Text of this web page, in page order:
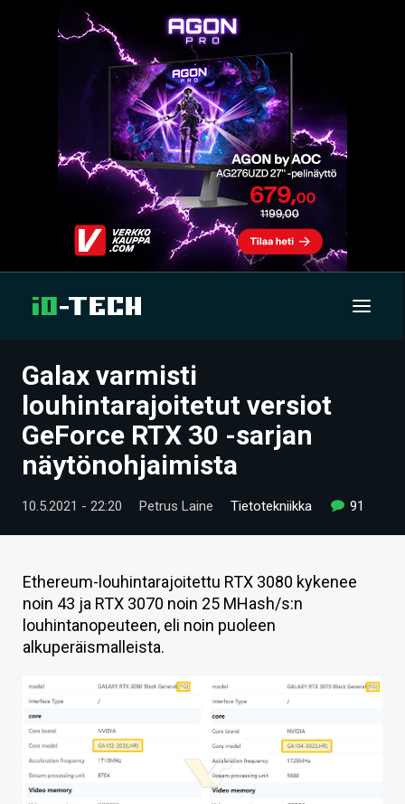
UUTISET
ARTIKKELIT
VIDEOT
TECHBBS
HINTA.FI
KAUPPA
VAIHDA TEEMA
HAKU
Galax varmisti
louhintarajoitetut versiot
GeForce RTX 30 -sarjan
näytönohjaimista
10.5.2021 - 22:20 Petrus Laine Tietotekniikka 91
Ethereum-louhintarajoitettu RTX 3080 kykenee
noin 43 ja RTX 3070 noin 25 MHash/s:n
louhintanopeuteen, eli noin puoleen
alkuperäismalleista.